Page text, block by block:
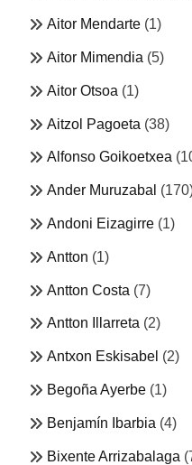
Aitor Mendarte (1)
Aitor Mimendia (5)
Aitor Otsoa (1)
Aitzol Pagoeta (38)
Alfonso Goikoetxea
Ander Muruzabal
Andoni Eizagirre (1)
Antton (1)
Antton Costa (7)
Antton Illarreta (2)
Antxon Eskisabel (2)
Begoña Ayerbe (1)
Benjamín Ibarbia (4)
Bixente Arrizabalaga